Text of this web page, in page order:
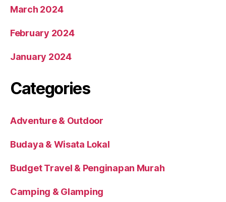
March 2024
February 2024
January 2024
Categories
Adventure & Outdoor
Budaya & Wisata Lokal
Budget Travel & Penginapan Murah
Camping & Glamping